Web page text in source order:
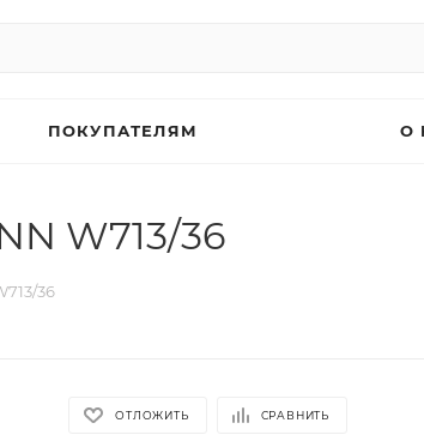
ПОКУПАТЕЛЯМ О
W713/36
36
ОТЛОЖИТЬ СРАВНИТЬ